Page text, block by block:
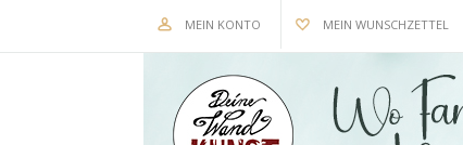
MEIN KONTO MEIN WUNSCHZETTEL